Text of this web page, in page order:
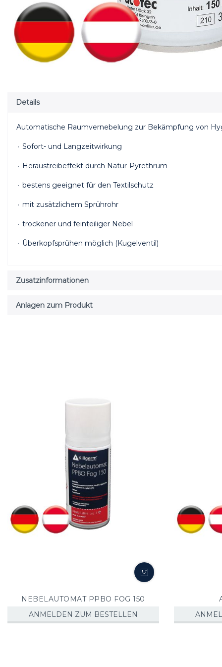
Details
Automatische Raumvernebelung zur Bekämpfung von
۰ Sofort- und Langzeitwirkung
۰ Heraustreibeffekt durch Natur-Pyrethrum
۰ bestens geeignet für den Textilschutz
۰ mit zusätzlichem Sprührohr
۰ trockener und feinteiliger Nebel
۰ Überkopfsprühen möglich (Kugelventil)
Zusatzinformationen
Anlagen zum Produkt
NEBELAUTOMAT PPBO FOG 150
ANMELDEN ZUM BESTELLEN